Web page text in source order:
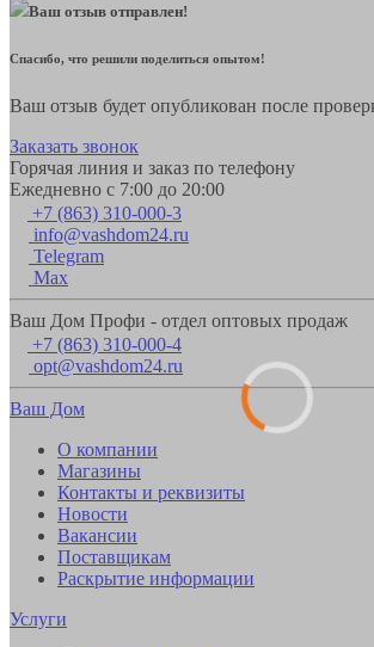
Ваш отзыв отправлен!
Спасибо, что решили поделиться опытом!
Ваш отзыв будет опубликован после
Заказать звонок
Горячая линия и заказ по телефону
Ежедневно с 7:00 до 20:00
+7 (863) 310-000-3
info@vashdom24.ru
Telegram
Max
Ваш Дом Профи - отдел оптовых продаж
+7 (863) 310-000-4
opt@vashdom24.ru
Ваш Дом
О компании
Магазины
Контакты и реквизиты
Новости
Вакансии
Поставщикам
Раскрытие информации
Услуги